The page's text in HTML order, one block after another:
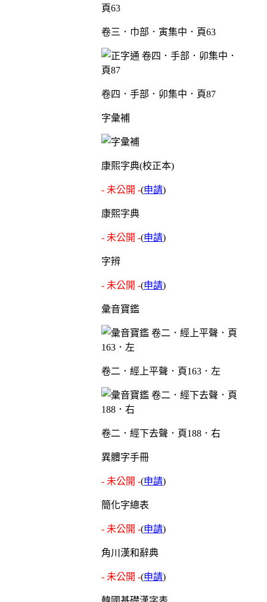
卷三．巾部．寅集中．頁63
卷四．手部．卯集中．頁87
字彙補
康熙字典(校正本)
- 未公開 -(申請)
康熙字典
- 未公開 -(申請)
字辨
- 未公開 -(申請)
彙音寶鑑
卷二．經上平聲．頁163．左
卷二．經下去聲．頁188．右
異體字手冊
- 未公開 -(申請)
簡化字總表
- 未公開 -(申請)
角川漢和辭典
- 未公開 -(申請)